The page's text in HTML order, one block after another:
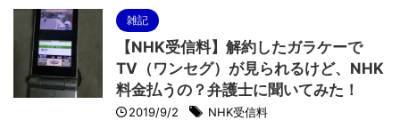
雑記
【NHK受信料】解約したガラケーで
TV（ワンセグ）が見られるけど、NHK
料金払うの？弁護士に聞いてみた！
2019/9/2 NHK受信料